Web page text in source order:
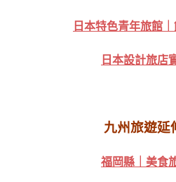
日本特色青年旅館
日本設計旅店
九州旅遊延
福岡縣｜美食